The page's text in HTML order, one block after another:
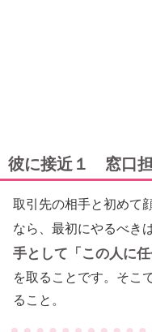
彼に接近１ 窓口
取引先の相手と初めて
なら、最初にやるべき
手として「この人に
を取ることです。そこ
ること。